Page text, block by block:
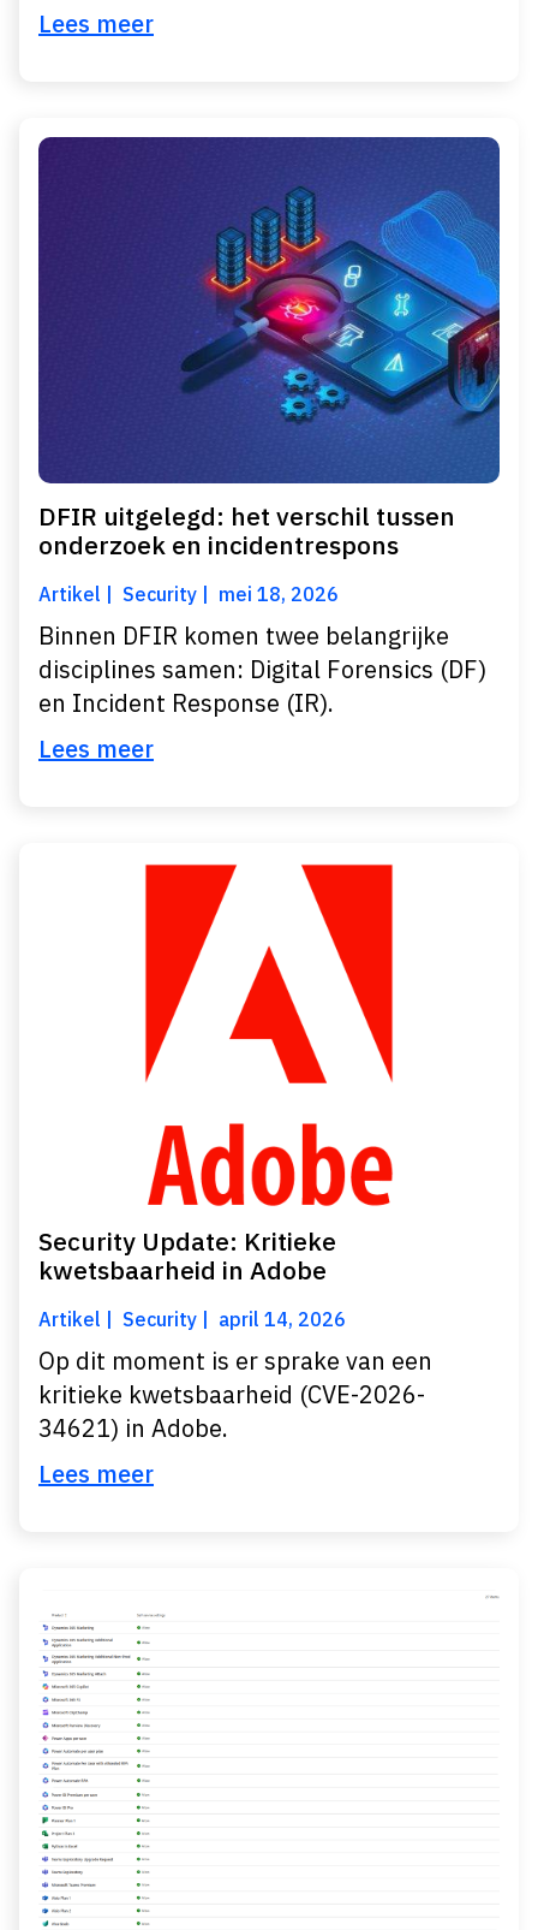
Lees meer
DFIR uitgelegd: het verschil tussen
onderzoek en incidentrespons
Artikel Security mei 18, 2026
Binnen DFIR komen twee belangrijke
disciplines samen: Digital Forensics (DF)
en Incident Response (IR).
Lees meer
Security Update: Kritieke
kwetsbaarheid in Adobe
Artikel Security april 14, 2026
Op dit moment is er sprake van een
kritieke kwetsbaarheid (CVE-2026-
34621) in Adobe.
Lees meer